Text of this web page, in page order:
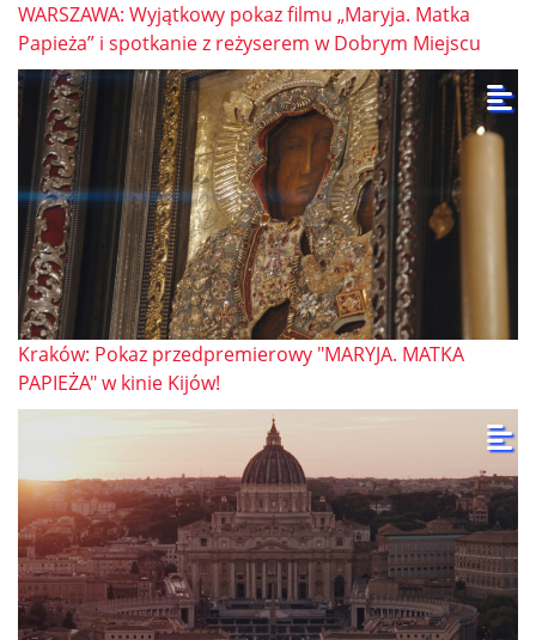
WARSZAWA: Wyjątkowy pokaz filmu „Maryja. Matka
Papieża” i spotkanie z reżyserem w Dobrym Miejscu
Kraków: Pokaz przedpremierowy "MARYJA. MATKA
PAPIEŻA" w kinie Kijów!